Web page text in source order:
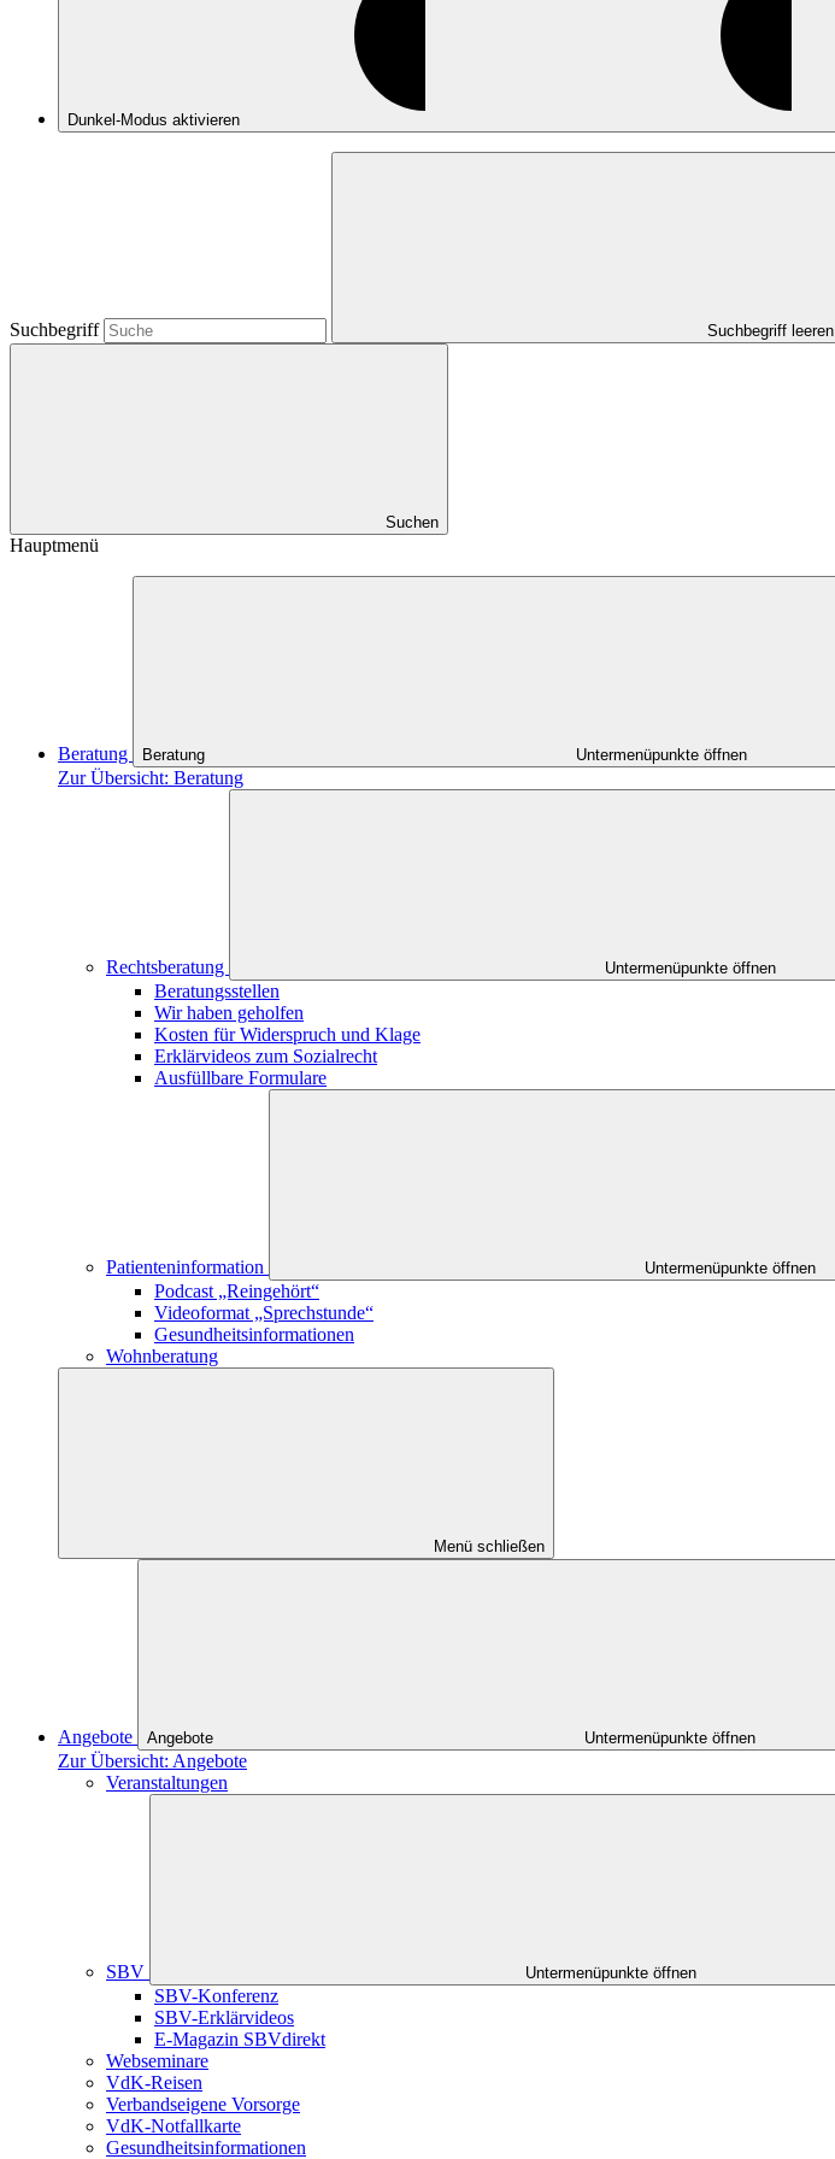
Dunkel-Modus aktivieren
Suchbegriff Suchbegriff leeren
Suchen
Hauptmenü
Beratung Beratung Untermenüpunkte öffnen
Zur Übersicht: Beratung
Rechtsberatung Untermenüpunkte öffnen
Beratungsstellen
Wir haben geholfen
Kosten für Widerspruch und Klage
Erklärvideos zum Sozialrecht
Ausfüllbare Formulare
Patienteninformation Untermenüpunkte öffnen
Podcast „Reingehört“
Videoformat „Sprechstunde“
Gesundheitsinformationen
Wohnberatung
Menü schließen
Angebote Angebote Untermenüpunkte öffnen
Zur Übersicht: Angebote
Veranstaltungen
SBV Untermenüpunkte öffnen
SBV-Konferenz
SBV-Erklärvideos
E-Magazin SBVdirekt
Webseminare
VdK-Reisen
Verbandseigene Vorsorge
VdK-Notfallkarte
Gesundheitsinformationen